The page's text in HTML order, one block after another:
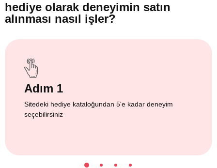
hediye olarak deneyimin satın
alınması nasıl işler?
Adım 1
Sitedeki hediye kataloğundan 5'e kadar deneyim
seçebilirsiniz